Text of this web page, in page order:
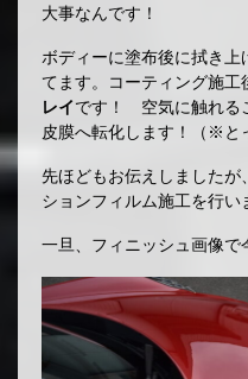
大事なんです！
ボディーに塗布後に拭き
てます。コーティング施工
レイです！ 空気に触れる
皮膜へ転化します！（※と
先ほどもお伝えしましたが
ションフィルム施工を行い
一旦、フィニッシュ画像で